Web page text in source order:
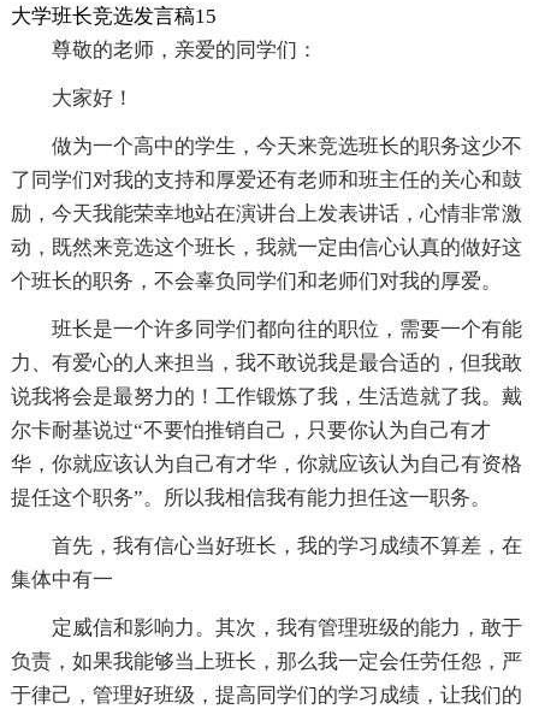
大学班长竞选发言稿15
尊敬的老师，亲爱的同学们：
大家好！
做为一个高中的学生，今天来竞选班长的职务这少不
了同学们对我的支持和厚爱还有老师和班主任的关心和鼓
励，今天我能荣幸地站在演讲台上发表讲话，心情非常激
动，既然来竞选这个班长，我就一定由信心认真的做好这
个班长的职务，不会辜负同学们和老师们对我的厚爱。
班长是一个许多同学们都向往的职位，需要一个有能
力、有爱心的人来担当，我不敢说我是最合适的，但我敢
说我将会是最努力的！工作锻炼了我，生活造就了我。戴
尔卡耐基说过“不要怕推销自己，只要你认为自己有才
华，你就应该认为自己有才华，你就应该认为自己有资格
提任这个职务”。所以我相信我有能力担任这一职务。
首先，我有信心当好班长，我的学习成绩不算差，在
集体中有一
定威信和影响力。其次，我有管理班级的能力，敢于
负责，如果我能够当上班长，那么我一定会任劳任怨，严
于律己，管理好班级，提高同学们的学习成绩，让我们的